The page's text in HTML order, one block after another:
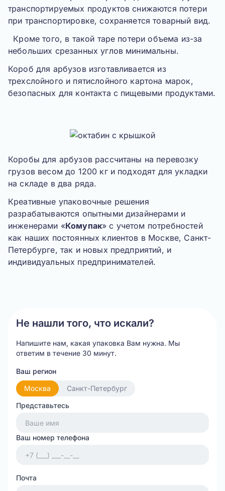
транспортируемых продуктов снижаются потери
при транспортировке, сохраняется товарный вид.
Кроме того, в такой таре потери объема из-за
небольших срезанных углов минимальны.
Короб для арбузов изготавливается из
трехслойного и пятислойного картона марок,
безопасных для контакта с пищевыми продуктами.
Коробы для арбузов рассчитаны на перевозку
грузов весом до 1200 кг и подходят для укладки
на складе в два ряда.
Креативные упаковочные решения
разрабатываются опытными дизайнерами и
инженерами «Комупак» с учетом потребностей
как наших постоянных клиентов в Москве, Санкт-
Петербурге, так и новых предприятий, и
индивидуальных предпринимателей.
Не нашли того, что искали?
Напишите нам, какая упаковка Вам нужна. Мы
ответим в течение 30 минут.
Ваш регион
Москва
Санкт-Петербург
Представьтесь
Ваш номер телефона
Почта